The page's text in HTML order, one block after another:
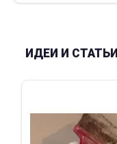
ИДЕИ И СТАТЬИ